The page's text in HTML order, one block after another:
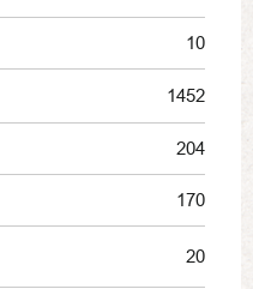
10
1452
204
170
20